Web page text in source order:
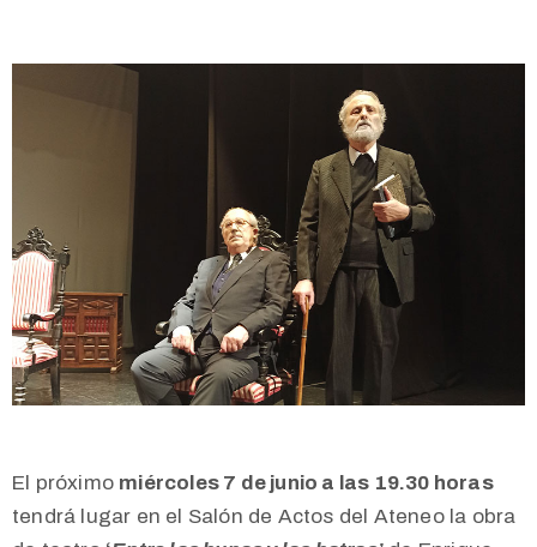
El próximo miércoles 7 de junio a las 19.30 horas
tendrá lugar en el Salón de Actos del Ateneo la obra